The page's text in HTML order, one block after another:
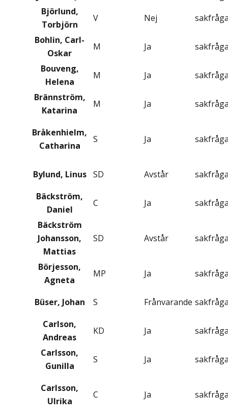
Björlund,
Torbjörn
V Nej
Bohlin, Carl-
Oskar
M Ja
Bouveng,
Helena
M Ja
Brännström,
Katarina
M Ja
Bråkenhielm,
Catharina
S Ja
Bylund, Linus SD Avstår
Bäckström,
Daniel
C Ja
Bäckström
Johansson,
Mattias
SD Avstår
Börjesson,
Agneta
MP Ja
Büser, Johan S Frånvarande
Carlson,
Andreas
KD Ja
Carlsson,
Gunilla
S Ja
Carlsson,
Ulrika
C Ja